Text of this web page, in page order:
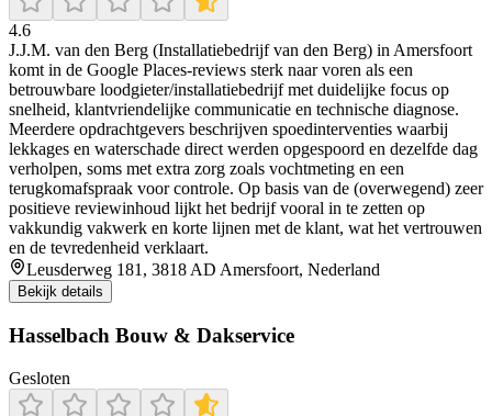
4.6
J.J.M. van den Berg (Installatiebedrijf van den Berg) in Amersfoort
komt in de Google Places-reviews sterk naar voren als een
betrouwbare loodgieter/installatiebedrijf met duidelijke focus op
snelheid, klantvriendelijke communicatie en technische diagnose.
Meerdere opdrachtgevers beschrijven spoedinterventies waarbij
lekkages en waterschade direct werden opgespoord en dezelfde dag
verholpen, soms met extra zorg zoals vochtmeting en een
terugkomafspraak voor controle. Op basis van de (overwegend) zeer
positieve reviewinhoud lijkt het bedrijf vooral in te zetten op
vakkundig vakwerk en korte lijnen met de klant, wat het vertrouwen
en de tevredenheid verklaart.
Leusderweg 181, 3818 AD Amersfoort, Nederland
Bekijk details
Hasselbach Bouw & Dakservice
Gesloten